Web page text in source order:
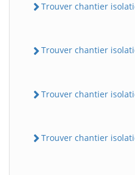
Trouver chantier
Trouver chantier
Trouver chantier
Trouver chantier